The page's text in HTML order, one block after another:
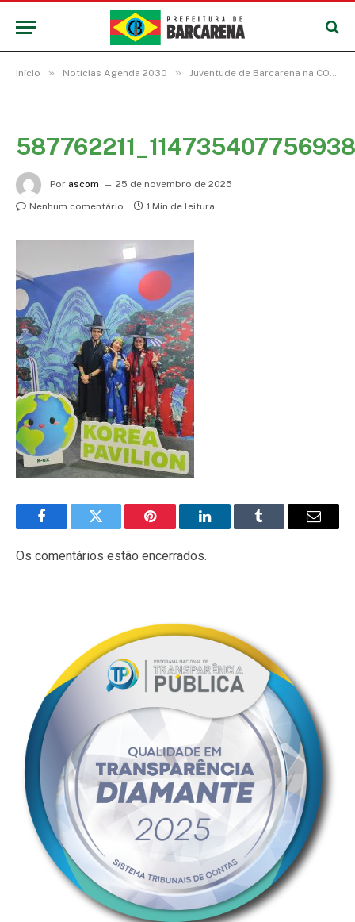
Início » Notícias Agenda 2030 » Juventude de Barcarena na COP 30
Por ascom
25 de novembro de 2025
Nenhum comentário
1 Min de leitura
FacebookTwitter Pinterest LinkedInTumblr
E-
Os comentários estão encerrados.